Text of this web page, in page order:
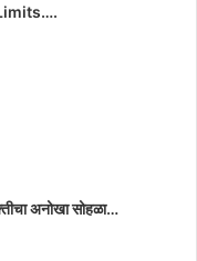
अनोखा सोहळा…